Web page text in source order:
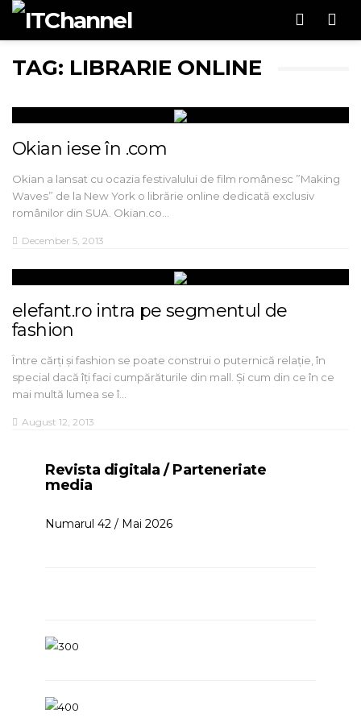
TAG: LIBRARIE ONLINE
Okian iese în .com
Okian a lansat cu ocazia festivalului de film românesc ”Making
Waves” de la New York o librărie online dedicată exclusiv
românilor din SUA. Okian.co…
December 5, 2013
elefant.ro intra pe segmentul de
fashion
Între cărți și fashion se poate construi o puternică relație, în
special dacă îți faci cumpărăturile din mall. Și cum din ce în ce
mai multă lumea se î…
August 12, 2013
Revista digitala / Parteneriate
media
Numarul 42 / Mai 2026